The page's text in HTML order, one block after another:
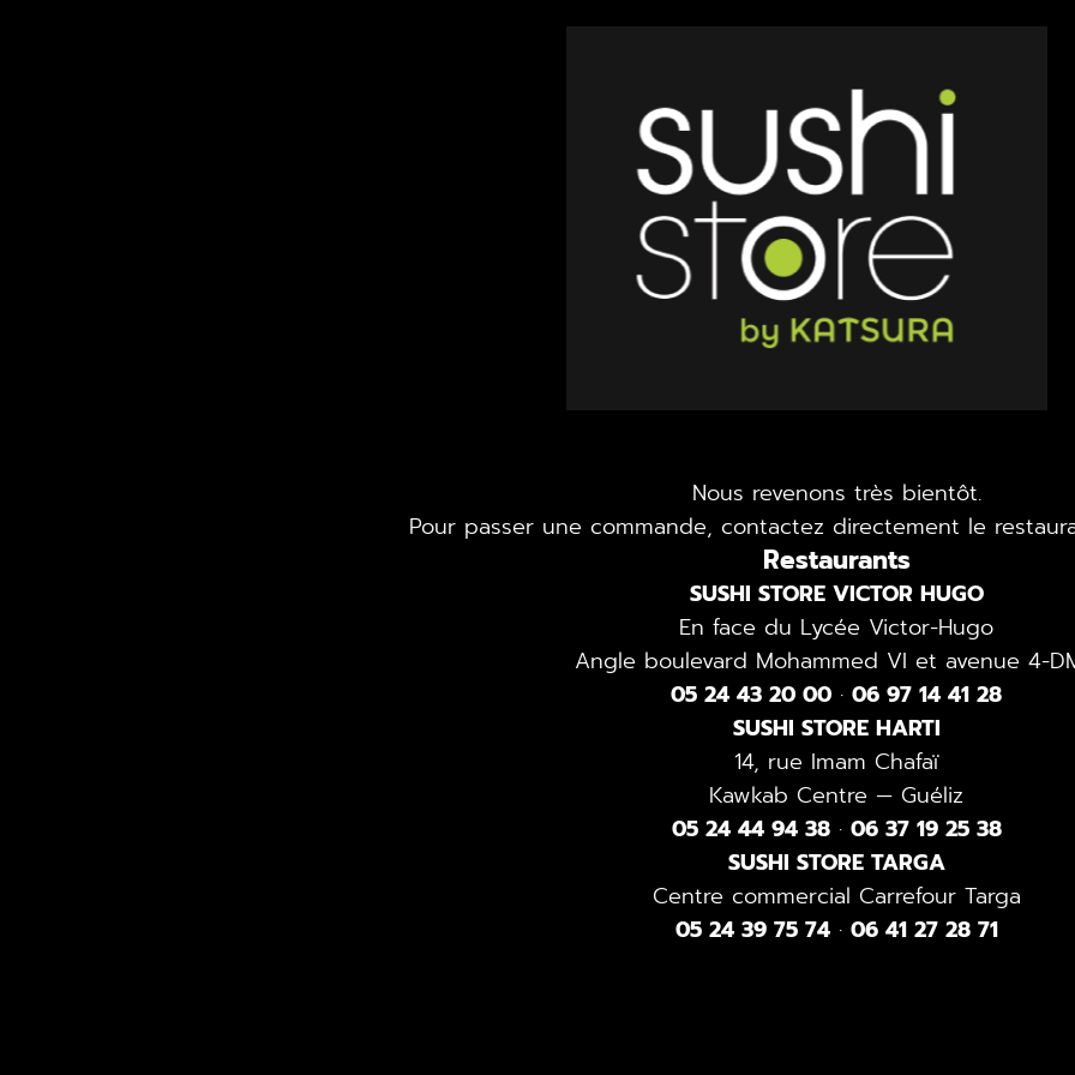
Nous revenons très bientôt.
Pour passer une commande, contactez directement le
Restaurants
SUSHI STORE VICTOR HUGO
En face du Lycée Victor-Hugo
Angle boulevard Mohammed VI et avenue 4-
05 24 43 20 00 · 06 97 14 41 28
SUSHI STORE HARTI
14, rue Imam Chafaï
Kawkab Centre — Guéliz
05 24 44 94 38· 06 37 19 25 38
SUSHI STORE TARGA
Centre commercial Carrefour Targa
05 24 39 75 74· 06 41 27 28 71